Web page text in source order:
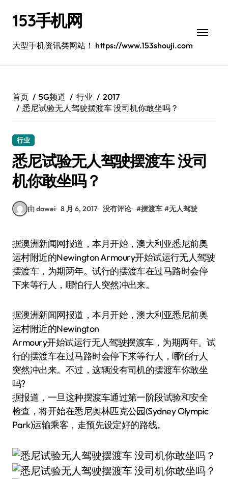
153手机网
大型手机资讯类网站！ https://www.153shouji.com
首页 5G频道 行业
2017
悉尼试验无人驾驶摆渡车 没司机你敢坐吗？
行业
悉尼试验无人驾驶摆渡车 没司
机你敢坐吗？
由 dawei 8 月 6, 2017 没有评论 #摆渡车 #无人驾驶
据澳洲新闻网报道，本月开始，澳大利亚悉尼前奥
运村附近的Newington Armoury开始试运行无人驾驶
摆渡车，为期两年。试行的摆渡车在过马路时会停
下来等行人，哪怕行人突然冲出来。
据澳洲新闻网报道，本月开始，澳大利亚悉尼前奥
运村附近的Newington
Armoury开始试运行无人驾驶摆渡车，为期两年。试
行的摆渡车在过马路时会停下来等行人，哪怕行人
突然冲出来。不过，这辆没有司机的摆渡车你敢坐
吗?
据报道，一旦这种摆渡车通过第一阶段试验和安全
检查，将开始在悉尼奥林匹克公园(Sydney Olympic
Park)运输乘客，走预先设定好的路线。